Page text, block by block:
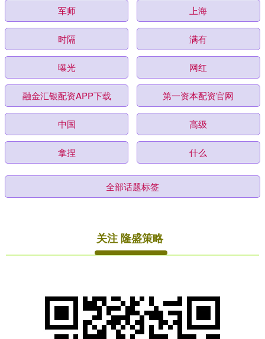
军师 上海
时隔 满有
曝光 网红
融金汇银配资APP下载 第一资本配资官网
中国 高级
拿捏 什么
全部话题标签
关注 隆盛策略